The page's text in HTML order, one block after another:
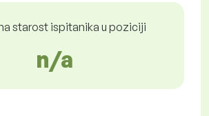
starost ispitanika u poziciji
n/a